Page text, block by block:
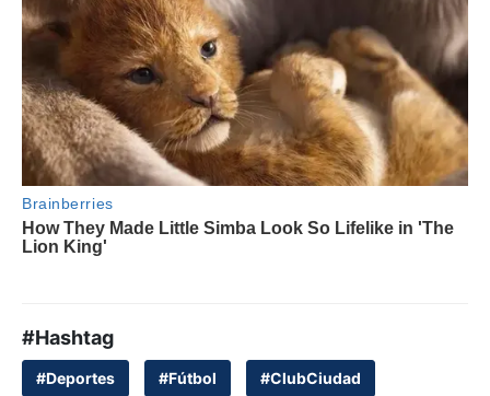
#Hashtag
#Deportes #Fútbol #ClubCiudad